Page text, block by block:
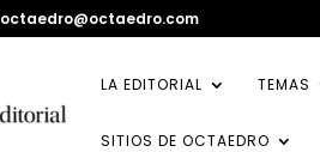
octaedro@octaedro.com
LA EDITORIAL TEMAS
SITIOS DE OCTAEDRO